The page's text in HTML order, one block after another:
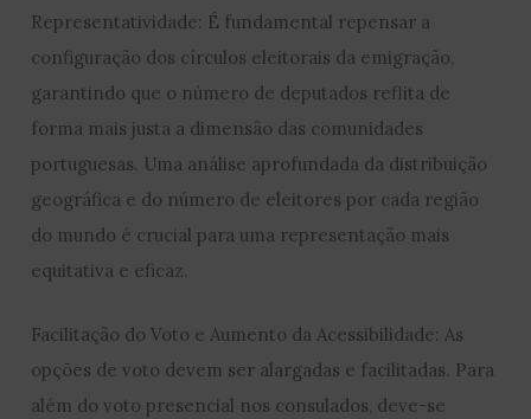
Representatividade: É fundamental repensar a
configuração dos círculos eleitorais da emigração,
garantindo que o número de deputados reflita de
forma mais justa a dimensão das comunidades
portuguesas. Uma análise aprofundada da distribuição
geográfica e do número de eleitores por cada região
do mundo é crucial para uma representação mais
equitativa e eficaz.
Facilitação do Voto e Aumento da Acessibilidade: As
opções de voto devem ser alargadas e facilitadas. Para
além do voto presencial nos consulados, deve-se